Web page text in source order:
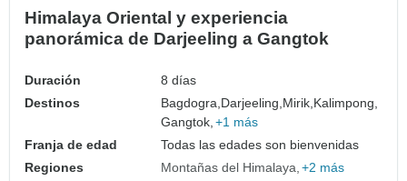
Himalaya Oriental y experiencia
panorámica de Darjeeling a Gangtok
Duración
8 días
Destinos
Bagdogra,Darjeeling,Mirik,Kalimpong,
Gangtok, +1 más
Franja de edad
Todas las edades son bienvenidas
Regiones
Montañas del Himalaya +2 más